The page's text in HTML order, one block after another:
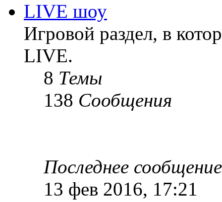
LIVE шоу
Игровой раздел, в
LIVE.
8 Темы
138 Сообщения
Последнее сообщение
13 фев 2016, 17:21